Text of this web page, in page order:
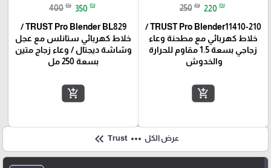
250 ₪ 220 ₪
TRUST Pro Blender11410-210 /
خلاط كهربائي مع مطحنة وعاء
زجاجي بسعة 1.5 مقاوم للحرارة
والخدوش
add_shopping_cart
400 ₪ 350 ₪
TRUST Pro Blender BL829 /
خلاط كهربائي ستانلس مع عجل
وشاشة ديجتال / وعاء زجاج متين
بسعة 250 مل
add_shopping_cart
عرض الكل more_horiz
keyboard_double_arrow_left